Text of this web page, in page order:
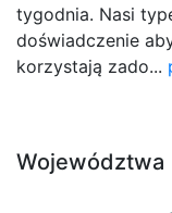
tygodnia. Nasi
doświadczenie
korzystają zado...
Województwa